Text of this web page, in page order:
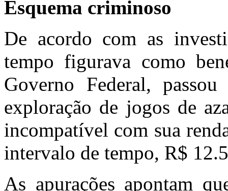
Esquema criminoso
De acordo com as
tempo figurava como
Governo Federal,
exploração de jogos de
incompatível com sua
intervalo de tempo, R$
As apurações apontam